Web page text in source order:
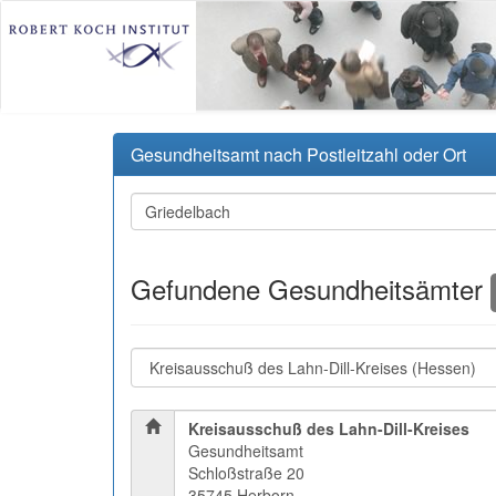
Gesundheitsamt nach Postleitzahl oder Ort
Gefundene Gesundheitsämter
Kreisausschuß des Lahn-Dill-Kreises
Gesundheitsamt
Schloßstraße 20